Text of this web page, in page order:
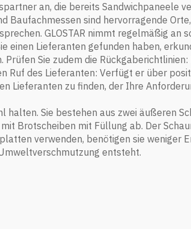
an, die bereits Sandwichpaneele
Baufachmessen sind hervorragende
GLOSTAR nimmt regelmäßig an
einen Lieferanten gefunden haben,
Sie zudem die Rückgaberichtlinien:
Ruf des Lieferanten: Verfügt er über
Lieferanten zu finden, der Ihre
halten. Sie bestehen aus zwei äußeren
Brotscheiben mit Füllung ab. Der
verwenden, benötigen sie weniger
entsteht.